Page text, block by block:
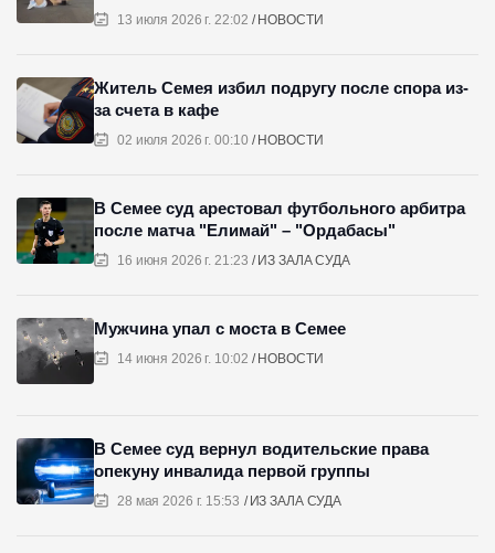
13 июля 2026 г. 22:02 НОВОСТИ
02 июля 2026 г. 00:10 НОВОСТИ
Житель Семея избил подругу после спора из-
за счета в кафе
16 июня 2026 г. 21:23 ИЗ ЗАЛА СУДА
В Семее суд арестовал футбольного арбитра
после матча "Елимай" – "Ордабасы"
14 июня 2026 г. 10:02 НОВОСТИ
Мужчина упал с моста в Семее
28 мая 2026 г. 15:53 ИЗ ЗАЛА СУДА
В Семее суд вернул водительские права
опекуну инвалида первой группы